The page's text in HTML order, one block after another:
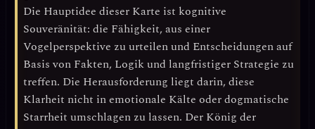
Die Hauptidee dieser Karte ist kognitive
Souveränität: die Fähigkeit, aus einer
Vogelperspektive zu urteilen und Entscheidungen auf
Basis von Fakten, Logik und langfristiger Strategie zu
treffen. Die Herausforderung liegt darin, diese
Klarheit nicht in emotionale Kälte oder dogmatische
Starrheit umschlagen zu lassen. Der König der